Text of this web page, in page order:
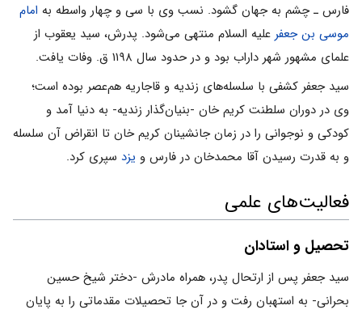
فارس ـ چشم به جهان گشود. نسب وی با سی و چهار واسطه به امام
موسی بن جعفر علیه السلام منتهی می‌‌شود. پدرش، سید یعقوب از
علمای مشهور شهر داراب بود و در حدود سال ۱۱۹۸ ق. وفات یافت.
سید جعفر کشفی با سلسله‌های زندیه و قاجاریه هم‌عصر بوده است؛
وی در دوران سلطنت کریم خان -بنیان‌گذار زندیه- به دنیا آمد و
کودکی و نوجوانی را در زمان جانشینان کریم خان تا انقراض آن سلسله
و به قدرت رسیدن آقا محمدخان در فارس و یزد سپری کرد.
فعالیت‌های علمی
تحصیل و استادان
سید جعفر پس از ارتحال پدر، همراه مادرش -دختر شیخ حسین
بحرانی- به استهبان رفت و در آن جا تحصیلات مقدماتی را به پایان